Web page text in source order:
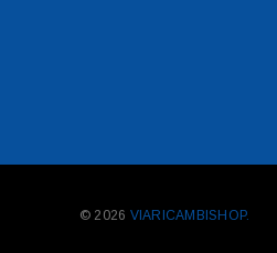
© 2026 VIARICAMBISHOP.